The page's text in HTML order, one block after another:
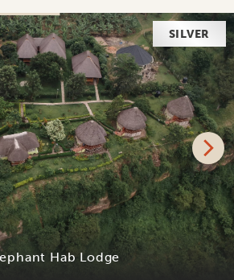
SILVER
Hab Lodge